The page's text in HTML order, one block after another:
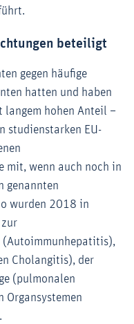
beteiligt
gegen häufige
hatten und haben
langem hohen Anteil –
studienstarken EU-
mit, wenn auch noch in
genannten
wurden 2018 in
(Autoimmunhepatitis),
Cholangitis), der
(pulmonalen
Organsystemen